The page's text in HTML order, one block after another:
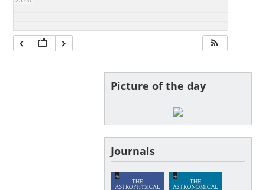
Picture of the day
Journals